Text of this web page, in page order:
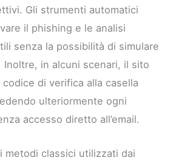
Gli strumenti automatici
il phishing e le analisi
senza la possibilità di simulare
Inoltre, in alcuni scenari, il sito
di verifica alla casella
ulteriormente ogni
accesso diretto all’email.
metodi classici utilizzati dai